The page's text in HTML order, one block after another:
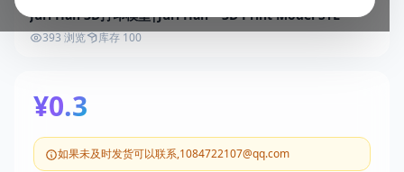
Juri Han 3D打印模型|Juri Han – 3D Print Model STL
393 浏览 库存 100
¥0.3
如果未及时发货可以联系,1084722107@qq.com